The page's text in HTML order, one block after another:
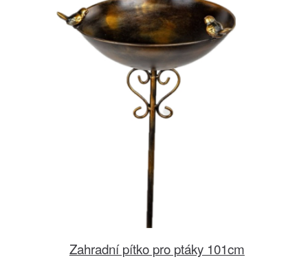
Zahradní pítko pro ptáky 101cm